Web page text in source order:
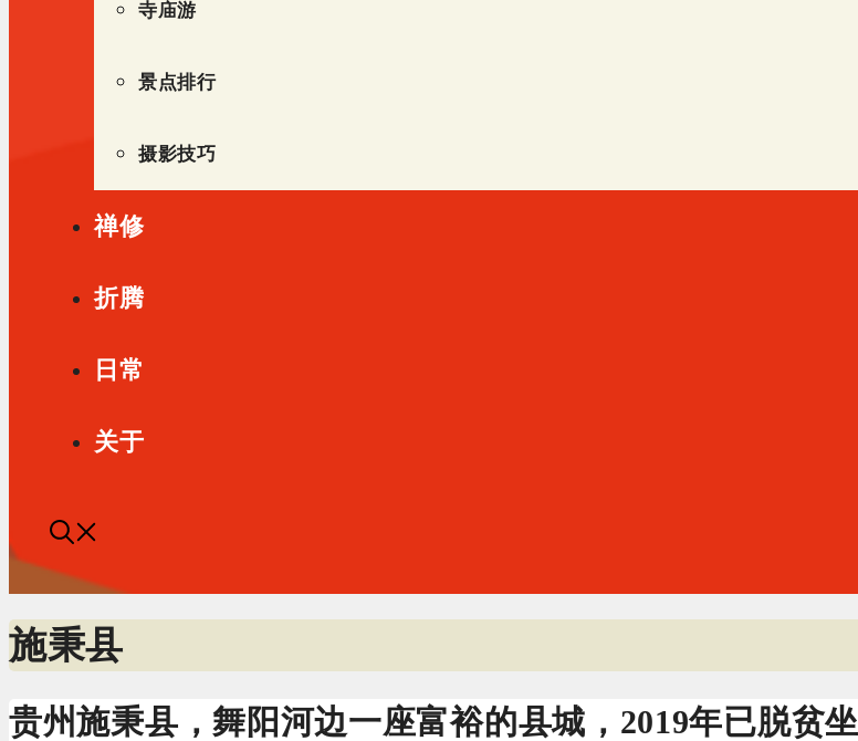
寺庙游
景点排行
摄影技巧
禅修
折腾
日常
关于
施秉县
贵州施秉县，舞阳河边一座富裕的县城，2019年已脱贫坐